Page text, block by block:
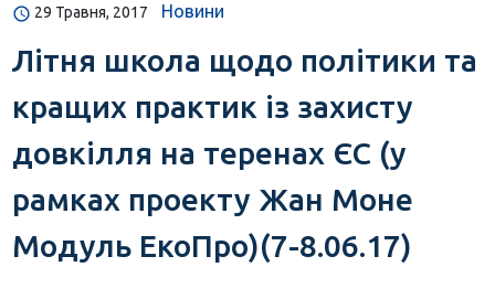
29 Травня, 2017 Новини
Літня школа щодо політики та
кращих практик із захисту
довкілля на теренах ЄС (у
рамках проекту Жан Моне
Модуль ЕкоПро)(7-8.06.17)